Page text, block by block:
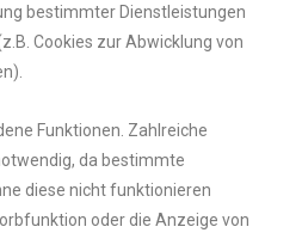
bestimmter Dienstleistungen
Cookies zur Abwicklung von
Funktionen. Zahlreiche
da bestimmte
diese nicht funktionieren
oder die Anzeige von